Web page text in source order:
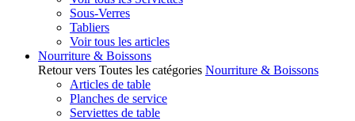
Sous-Verres
Tabliers
Voir tous les articles
Nourriture & Boissons
Retour vers Toutes les catégories Nourriture & Boissons
Articles de table
Planches de service
Serviettes de table